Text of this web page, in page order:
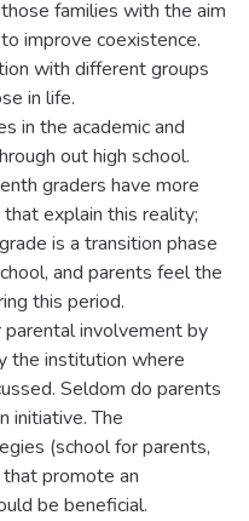
families with the aim
improve coexistence.
with different groups
in life.
in the academic and
out high school.
graders have more
explain this reality;
is a transition phase
and parents feel the
this period.
involvement by
the institution where
Seldom do parents
initiative. The
(school for parents,
promote an
be beneficial.